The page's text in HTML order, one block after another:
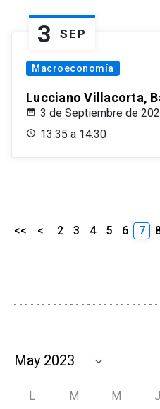
3 SEP
Macroeconomía
Lucciano Villacorta,
3 de Septiembre de
13:35 a 14:30
<< < 2 3 4 5 6 7
L M M J